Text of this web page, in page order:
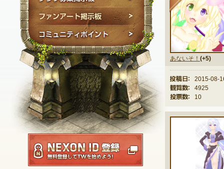
ファンアート掲示板
コミュニティポイン
NEXON ID登録
あないそ！ (+5)
投稿日：
2015-08-
観覧数：
4925
投票数：
10